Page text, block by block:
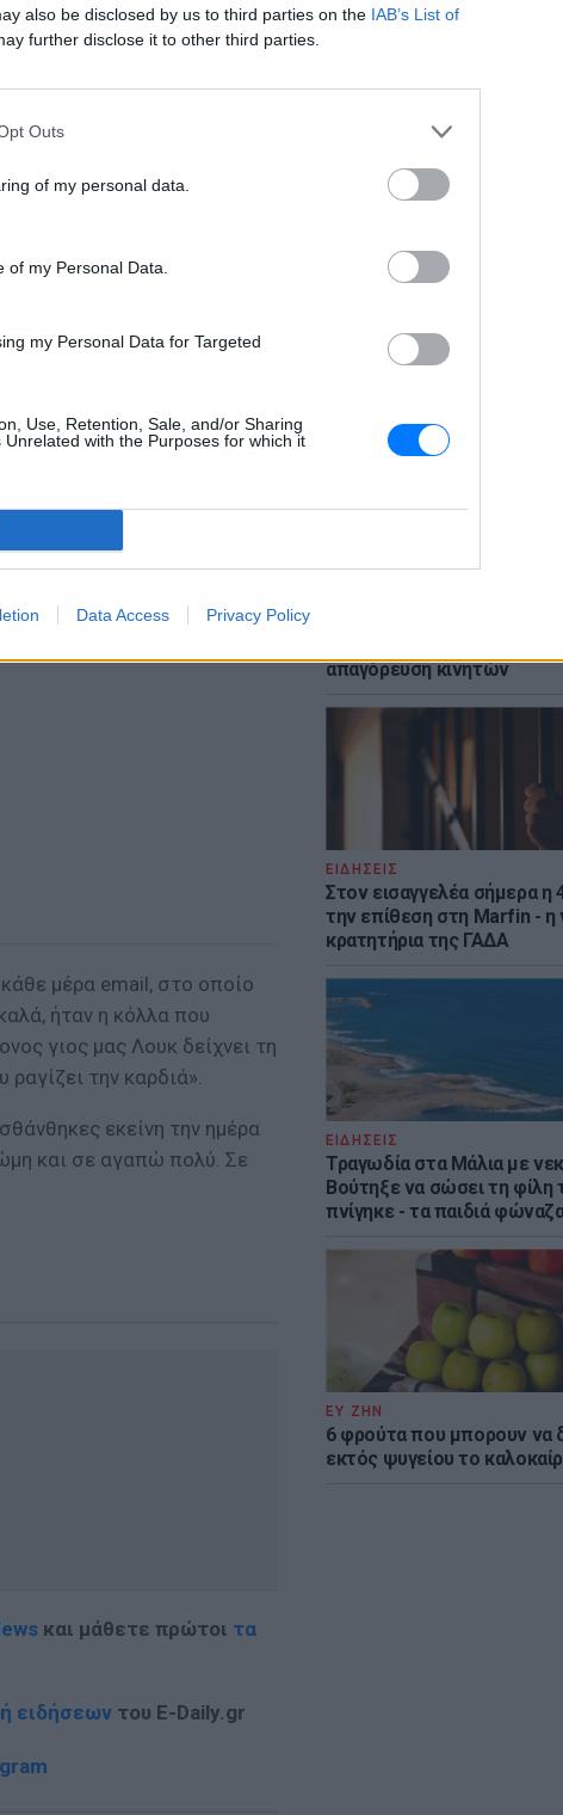
also be disclosed by us to third parties on the IAB’s List of
further disclose it to other third parties.
Outs
of my personal data.
my Personal Data.
my Personal Data for Targeted
Use, Retention, Sale, and/or Sharing
with the Purposes for which it
Data Access Privacy Policy
Γονικές παροχές: Οι
μεταφορές χρημάτων που
ΕΙΔΗΣΕΙΣ
Μακελειό σε σχολείο της
Μυστική γαμήλια γιορτή
ζευγάρι σε πολυτελές
απαγόρευση κινητών
ΕΙΔΗΣΕΙΣ
Στον εισαγγελέα σήμερα η
την επίθεση στη Marfin - η
κρατητήρια της ΓΑΔΑ
ΕΙΔΗΣΕΙΣ
Τραγωδία στα Μάλια με
Βούτηξε να σώσει τη φίλη
πνίγηκε - τα παιδιά
ΕΥ ΖΗΝ
6 φρούτα που μπορουν να
εκτός ψυγείου το
μέρα email, στο οποίο
ήταν η κόλλα που
γιος μας Λουκ δείχνει τη
την καρδιά».
εκείνη την ημέρα
και σε αγαπώ πολύ. Σε
και μάθετε πρώτοι τα
ειδήσεων του E-Daily.gr